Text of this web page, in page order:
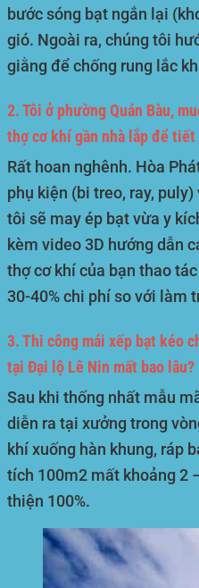
bước sóng bạt ngắn lại
gió. Ngoài ra, chúng tôi
giằng để chống rung lắc
2. Tôi ở phường Quán Bàu,
thợ cơ khí gần nhà lắp để
Rất hoan nghênh. Hòa
phụ kiện (bi treo, ray,
tôi sẽ may ép bạt vừa y
kèm video 3D hướng dẫn
thợ cơ khí của bạn thao
30-40% chi phí so với làm
3. Thi công mái xếp bạt kéo
tại Đại lộ Lê Nin mất bao lâu?
Sau khi thống nhất mẫu
diễn ra tại xưởng trong
khí xuống hàn khung, ráp
tích 100m2 mất khoảng 2
thiện 100%.